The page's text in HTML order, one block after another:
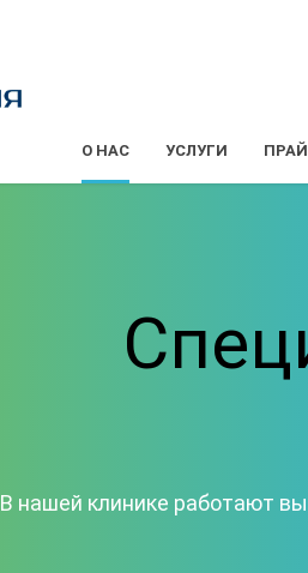
О НАС УСЛУГИ
В нашей клинике работают